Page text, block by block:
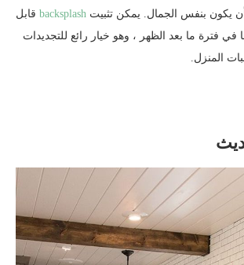
يكون بنفس الجمال. يمكن تثبيت backsplash قابل
في فترة ما بعد الظهر ، وهو خيار رائع للتجديدات
المنزل.